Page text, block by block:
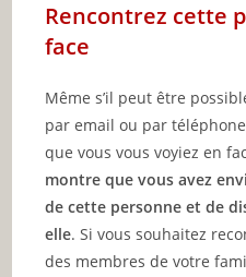
Rencontrez cette
face
Même s’il peut être
par email ou par
que vous vous voyiez en
montre que vous avez
de cette personne et de
elle. Si vous souhaitez
des membres de votre